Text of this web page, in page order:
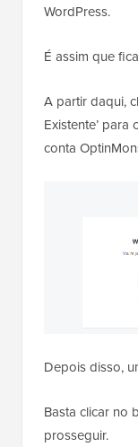
WordPress.
É assim que
A partir daqui,
Existente’ para
conta
Depois disso,
Basta clicar no
prosseguir.